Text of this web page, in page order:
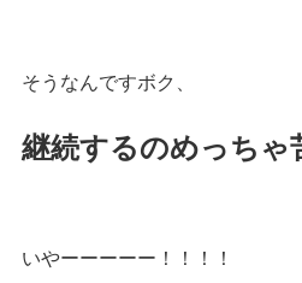
そうなんですボク、
継続するのめっちゃ
いやーーーーー！！！！